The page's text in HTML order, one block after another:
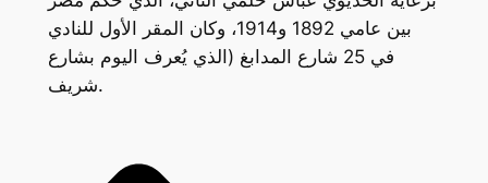
بين عامي 1892 و1914، وكان المقر الأول للنادي
في 25 شارع المدابغ (الذي يُعرف اليوم بشارع
شريف.